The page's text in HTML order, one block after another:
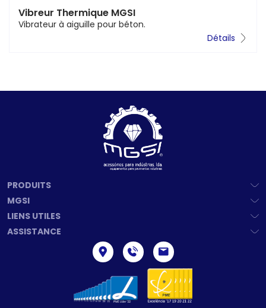
Vibreur Thermique MGSI
Vibrateur à aiguille pour béton.
Détails
PRODUITS
MGSI
LIENS UTILES
ASSISTANCE